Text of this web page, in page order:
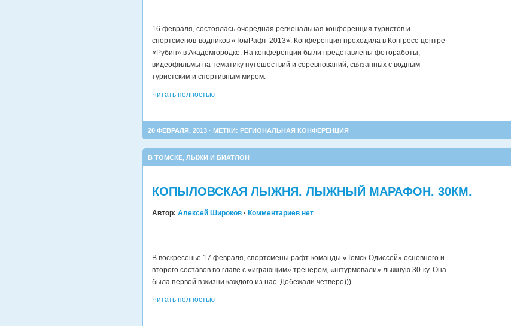
16 февраля, состоялась очередная региональная конференция туристов и
спортсменов-водников «ТомРафт-2013». Конференция проходила в Конгресс-центре
«Рубин» в Академгородке. На конференции были представлены фотоработы,
видеофильмы на тематику путешествий и соревнований, связанных с водным
туристским и спортивным миром.
Читать полностью
20 ФЕВРАЛЯ, 2013 · МЕТКИ: РЕГИОНАЛЬНАЯ КОНФЕРЕНЦИЯ
В ТОМСКЕ, ЛЫЖИ И БИАТЛОН
КОПЫЛОВСКАЯ ЛЫЖНЯ. ЛЫЖНЫЙ МАРАФОН. 30КМ.
Автор: Алексей Широков · Комментариев нет
В воскресенье 17 февраля, спортсмены рафт-команды «Томск-Одиссей» основного и
второго составов во главе с «играющим» тренером, «штурмовали» лыжную 30-ку. Она
была первой в жизни каждого из нас. Добежали четверо)))
Читать полностью